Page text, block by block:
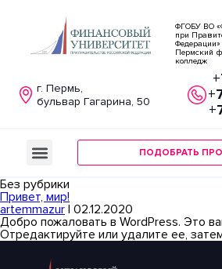
ФГОБУ ВО
при
Федерации»
Пермский
колледж
г. Пермь,
бульвар Гагарина, 50
ПОДОБРАТЬ
Без рубрики
Привет, мир!
artemmazur | 02.12.2020
Добро пожаловать в WordPress. Это
Отредактируйте или удалите ее,